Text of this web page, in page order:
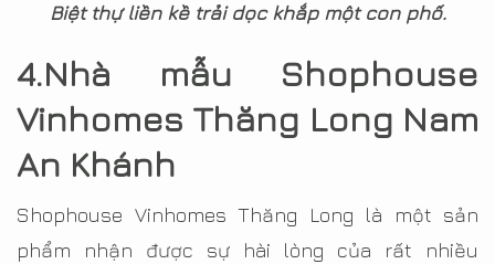
Biệt thự liền kề trải dọc khắp một con phố.
4.Nhà mẫu Shophouse
Vinhomes Thăng Long Nam
An Khánh
Shophouse Vinhomes Thăng Long là một sản
phẩm nhận được sự hài lòng của rất nhiều